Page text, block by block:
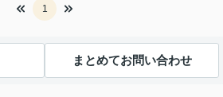
1
まとめてお問い合わせ